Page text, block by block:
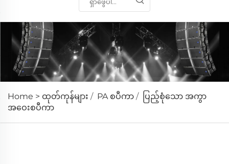
Home > ထုတ်ကုန်များ / PA စပီကာ /
ပြည့်စုံသော အကွာ
အဝေးစပီကာ